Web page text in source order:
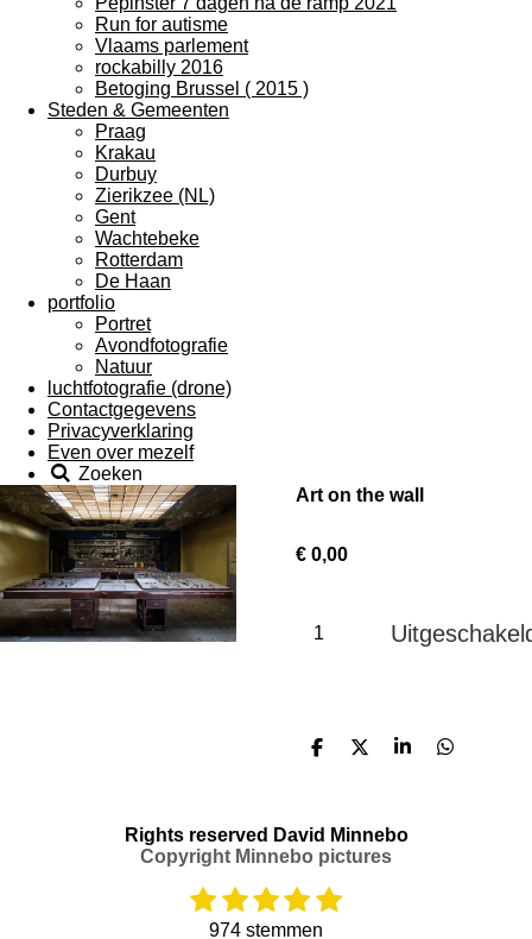
Run for autisme
Vlaams parlement
rockabilly 2016
Betoging Brussel ( 2015 )
Steden & Gemeenten
Praag
Krakau
Durbuy
Zierikzee (NL)
Gent
Wachtebeke
Rotterdam
De Haan
portfolio
Portret
Avondfotografie
Natuur
luchtfotografie (drone)
Contactgegevens
Privacyverklaring
Even over mezelf
Zoeken
Art on the wall
€ 0,00
D
n
D
S
e
D
Rights reserved David Minnebo
Copyright Minnebo pictures
1 2
s
3
s
4
s
5
s
S
974 stemmen